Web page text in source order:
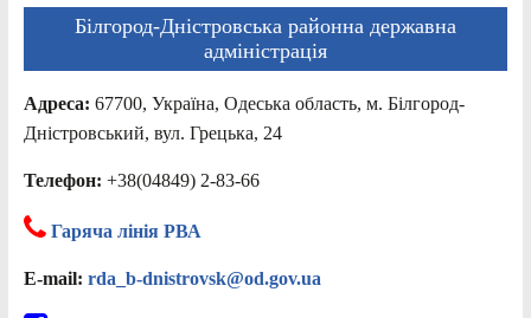
Білгород-Дністровська районна державна
адміністрація
Адреса: 67700, Україна, Одеська область, м. Білгород-
Дністровський, вул. Грецька, 24
Телефон: +38(04849) 2-83-66
Гаряча лінія РВА
E-mail: rda_b-dnistrovsk@od.gov.ua